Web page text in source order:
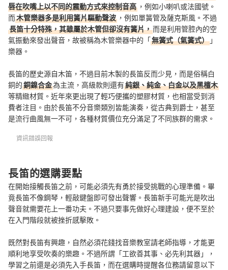
唇在吹嘴上以不同的震動方式來控制音高 ，例如小喇叭或法國號。
而木管樂器多是利用簧片驅動聲波 ，例如單簧管及薩克斯風。不過
長笛十分特殊，其雖屬於木管但卻沒有簧片，而是利用管腔內的空
氣振動來發出聲音，故被稱為木管樂器中的「無簧式（氣簧式） 」
樂器。
長笛的歷史源自木笛，不過目前木製的長笛反而少見，而是俗稱白
銅的銅鎳合金為主流，高級款則還有純銀、純金、白金以及黑檀木
等精緻材質。近年來更出現了輕巧便攜的塑膠材質，也相當受到消
費者注目。由於長笛不分音樂類別皆能演奏，從古典到爵士，甚至
是流行曲風無一不可，各種材質價位充分滿足了不同族群的需求。
資訊錯誤回報
長笛的選購要點
在開始接觸長笛之前，可能必須先有勇於接受挑戰的心理準備。畢
竟長笛不像鋼琴，輕敲鍵盤即可發出聲響。長笛新手可能光是吹出
聲音就需要花上一番功夫。不過只要事先做好心理建設，便不至於
在入門階段就被挫折感擊敗。
既然對長笛有興趣，自然必須花錢找音樂教室請老師指導，才能更
順利地享受吹奏的樂趣。不過所謂「工欲善其事、必先利其器」，
學習之前還是必須先入手長笛，而在選購時提醒各位務請留意以下